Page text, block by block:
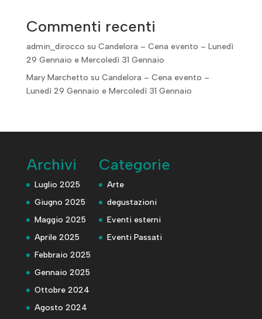
Commenti recenti
admin_dirocco su Candelora – Cena evento – Lunedì
29 Gennaio e Mercoledì 31 Gennaio
Mary Marchetto su Candelora – Cena evento –
Lunedì 29 Gennaio e Mercoledì 31 Gennaio
Archivi
Luglio 2025
Giugno 2025
Maggio 2025
Aprile 2025
Febbraio 2025
Gennaio 2025
Ottobre 2024
Agosto 2024
Categorie
Arte
degustazioni
Eventi esterni
Eventi Passati